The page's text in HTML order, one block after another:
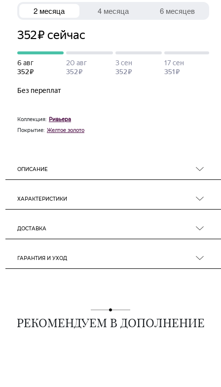
Коллекция: Ривьера
Покрытие: Желтое золото
ОПИСАНИЕ
ХАРАКТЕРИСТИКИ
ДОСТАВКА
ГАРАНТИЯ И УХОД
РЕКОМЕНДУЕМ В ДОПОЛНЕНИЕ